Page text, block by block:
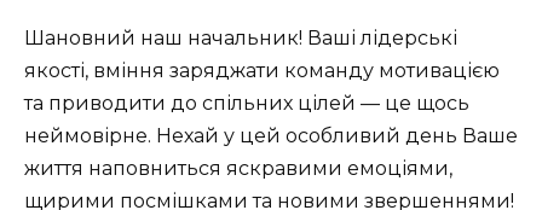
Шановний наш начальник! Ваші лідерські
якості, вміння заряджати команду мотивацією
та приводити до спільних цілей — це щось
неймовірне. Нехай у цей особливий день Ваше
життя наповниться яскравими емоціями,
щирими посмішками та новими звершеннями!